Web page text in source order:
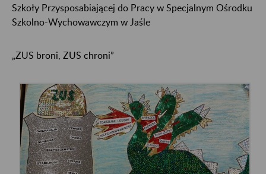
Szkoły Przysposabiającej do Pracy w Specjalnym Ośrodku
Szkolno-Wychowawczym w Jaśle
„ZUS broni, ZUS chroni”